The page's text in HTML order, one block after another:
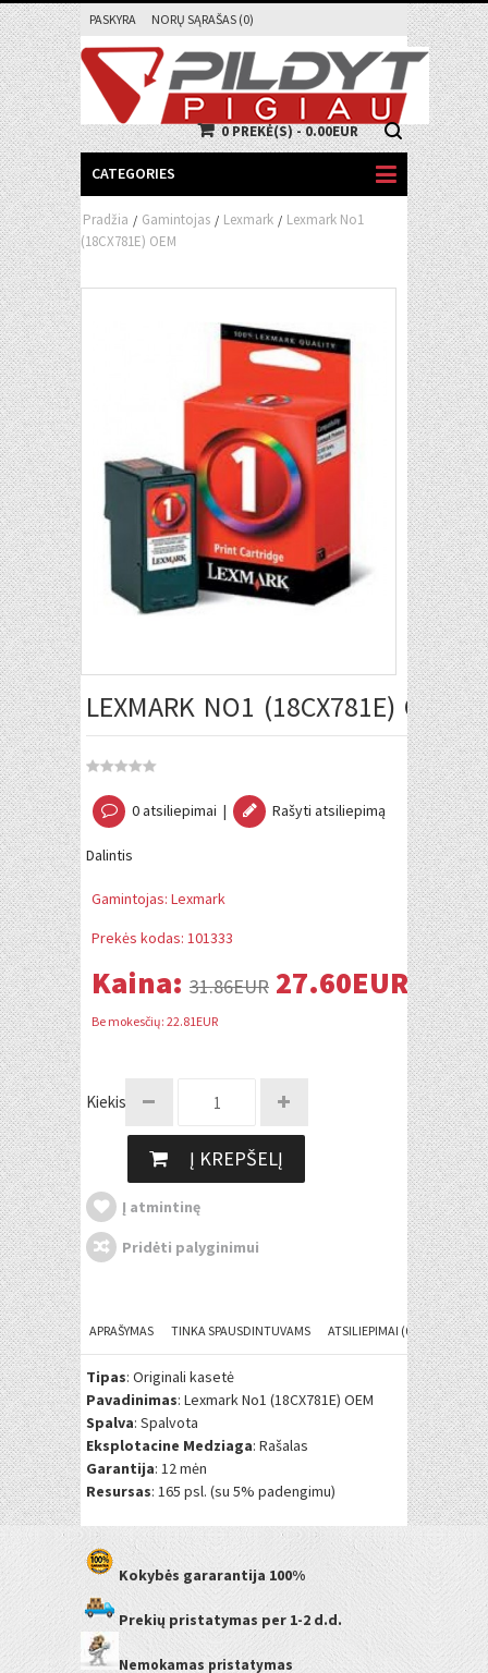
PASKYRA NORŲ SĄRAŠAS (0)
0 PREKĖ(S) - 0.00EUR
CATEGORIES
Pradžia / Gamintojas / Lexmark / Lexmark No1
(18CX781E) OEM
LEXMARK NO1 (18CX781E) OEM
0 atsiliepimai | Rašyti atsiliepimą
Dalintis
Gamintojas: Lexmark
Prekės kodas: 101333
Kaina: 31.86EUR 27.60EUR
Be mokesčių: 22.81EUR
Kiekis:
Į KREPŠELĮ
Į atmintinę
Pridėti palyginimui
APRAŠYMAS TINKA SPAUSDINTUVAMS ATSILIEPIMAI (0)
Tipas: Originali kasetė
Pavadinimas: Lexmark No1 (18CX781E) OEM
Spalva: Spalvota
Eksplotacine Medziaga: Rašalas
Garantija: 12 mėn
Resursas: 165 psl. (su 5% padengimu)
Kokybės gararantija 100%
Prekių pristatymas per 1-2 d.d.
Nemokamas pristatymas